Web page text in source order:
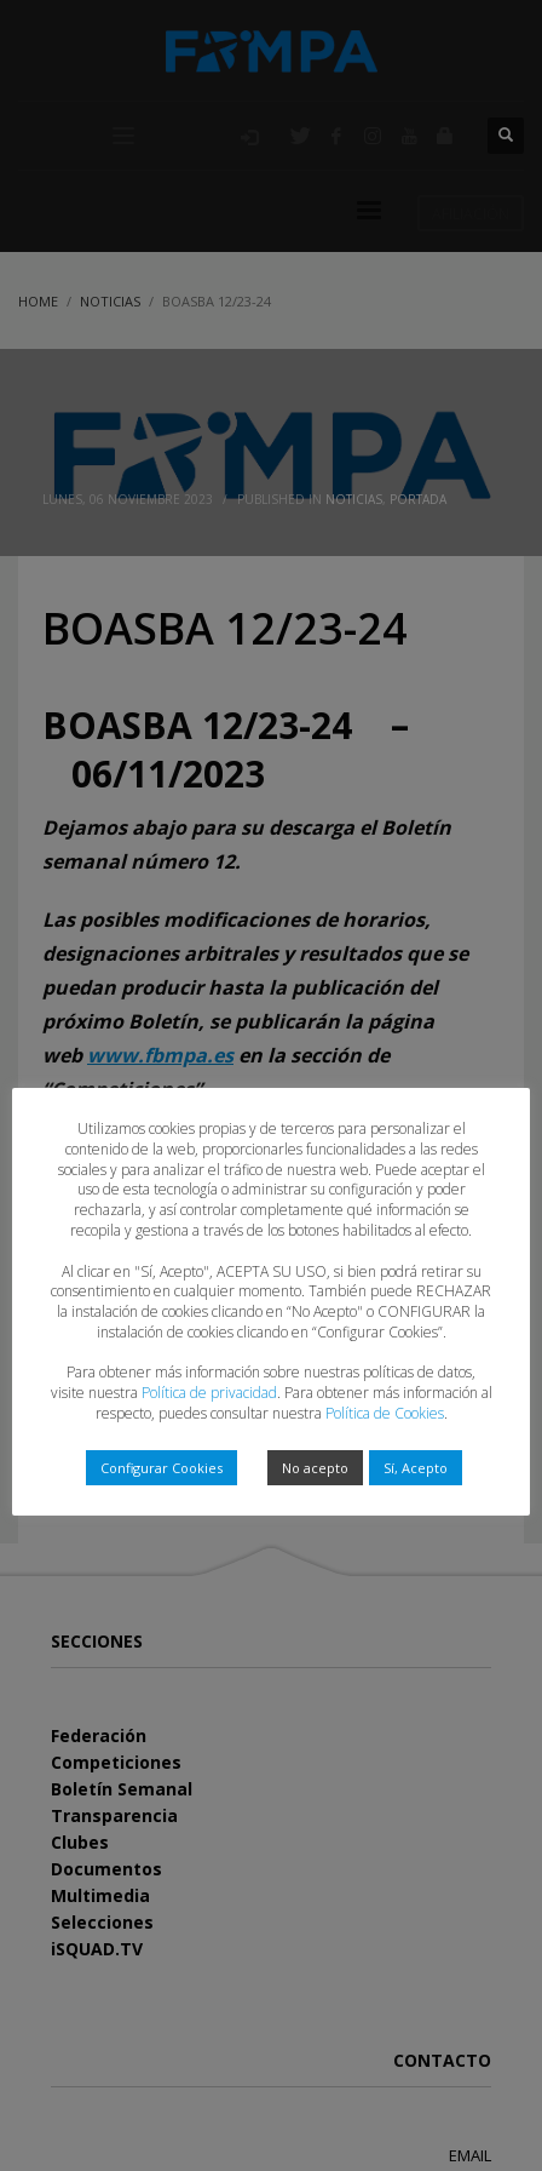
HOME NOTICIAS BOASBA 12/23-24
LUNES, 06 NOVIEMBRE 2023 / PUBLISHED IN NOTICIAS PORTADA
BOASBA 12/23-24
BOASBA 12/23-24 –
06/11/2023
Dejamos abajo para su descarga el Boletín
semanal número 12.
Las posibles modificaciones de horarios,
designaciones arbitrales y resultados que se
puedan producir hasta la publicación del
próximo Boletín, se publicarán la página
web www.fbmpa.esen la sección de
“Competiciones”.
12-23-24
SECCIONES
Federación
Competiciones
Boletín Semanal
Transparencia
Clubes
Documentos
Multimedia
Selecciones
iSQUAD.TV
CONTACTO
EMAIL
Utilizamos cookies propias y de terceros para personalizar el
contenido de la web, proporcionarles funcionalidades a las redes
sociales y para analizar el tráfico de nuestra web. Puede aceptar el
uso de esta tecnología o administrar su configuración y poder
rechazarla, y así controlar completamente qué información se
recopila y gestiona a través de los botones habilitados al efecto.
Al clicar en "Sí, Acepto", ACEPTA SU USO, si bien podrá retirar su
consentimiento en cualquier momento. También puede RECHAZAR
la instalación de cookies clicando en “No Acepto" o CONFIGURAR la
instalación de cookies clicando en “Configurar Cookies”.
Para obtener más información sobre nuestras políticas de datos,
visite nuestra Política de privacidad. Para obtener más información al
respecto, puedes consultar nuestra Política de Cookies.
Configurar Cookies No acepto Sí, Acepto